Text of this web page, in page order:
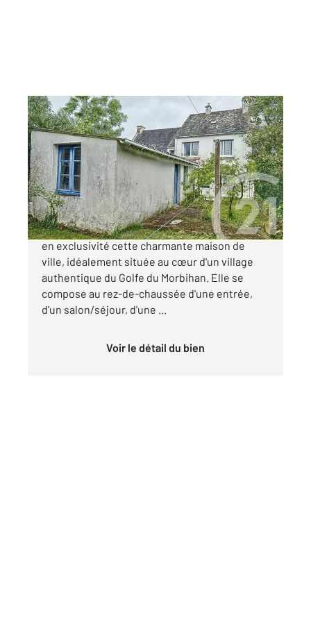
ST ARMEL 56
84 m2, 5 pièces
Ref : 13316
Maison à vendre
263 000 €
Century 21 Sarz'eau Immobilier vous propose
en exclusivité cette charmante maison de
ville, idéalement située au cœur d'un village
authentique du Golfe du Morbihan. Elle se
compose au rez-de-chaussée d'une entrée,
d'un salon/séjour, d'une ...
Voir le détail du bien